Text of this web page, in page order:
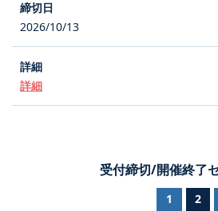
2026/10/13
詳細
受付締切/開催終了
1 2